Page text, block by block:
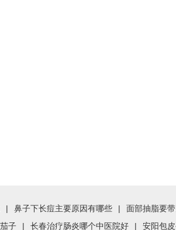
| 鼻子下长痘主要原因有哪些 | 面部抽脂要
子 | 长春治疗肠炎哪个中医院好 | 安阳包